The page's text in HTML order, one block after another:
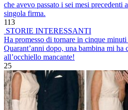
che avevo passato i sei mesi precedenti
singola firma.
113
STORIE INTERESSANTI
Ha promesso di tornare in cinque
Quarant’anni dopo, una bambina mi ha
all’occhiello mancante!
25